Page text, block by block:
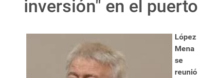
inversión" en el puerto
López
Mena
se
reunió